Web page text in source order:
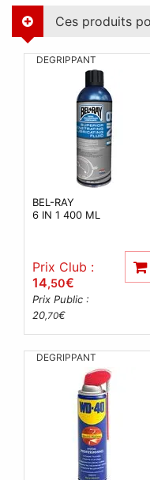
Ces produits
DEGRIPPANT
BEL-RAY
6 IN 1 400 ML
Prix Club :
14,50€
Prix Public :
20,70€
DEGRIPPANT